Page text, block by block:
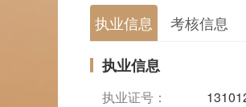
执业信息 考核信息
执业信息
执业证号：